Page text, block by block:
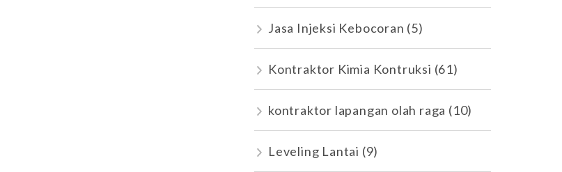
Jasa Injeksi Kebocoran (5)
Kontraktor Kimia Kontruksi (61)
kontraktor lapangan olah raga (10)
Leveling Lantai (9)